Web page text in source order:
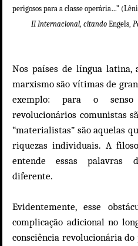
perigosos para a classe operária…”
II Internacional, citando Engels,
Nos países de língua latina,
marxismo são vítimas de
exemplo: para o
revolucionários comunistas
“materialistas” são aquelas
riquezas individuais. A
entende essas palavras
diferente.
Evidentemente, esse
complicação adicional no
consciência revolucionária